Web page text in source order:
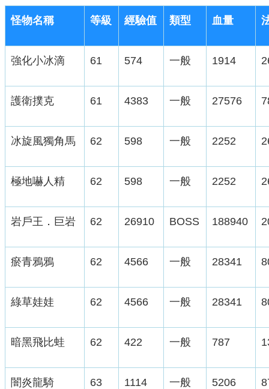
怪物名稱 等級 經驗值 類型 血量
強化小冰滴 61 574 一般 1914
護衛撲克 61 4383 一般 27576
冰旋風獨角馬 62 598 一般 2252
極地嚇人精 62 598 一般 2252
岩戶王．巨岩 62 26910 BOSS 188940
瘀青鴉鴉 62 4566 一般 28341
綠草娃娃 62 4566 一般 28341
暗黑飛比蛙 62 422 一般 787
闇炎龍騎 63 1114 一般 5206